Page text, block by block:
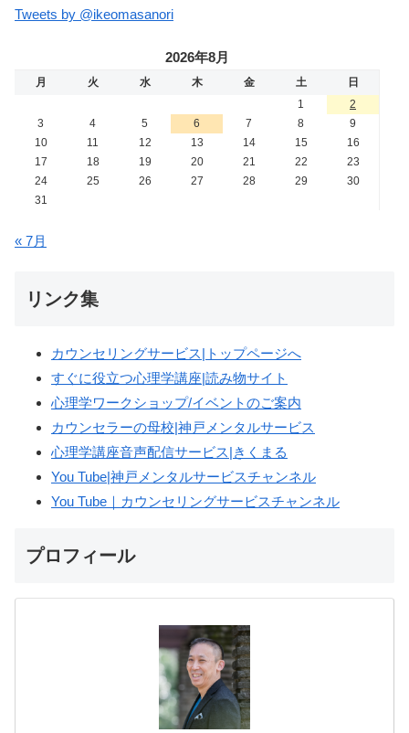
Tweets by @ikeomasanori
2026年8月
月 火 水 木 金 土
日
1
2
3
4 5 6 7 8
9
10
11 12 13 14 15
16
17
18 19 20 21 22
23
24
25 26 27 28 29
30
31
« 7月
リンク集
カウンセリングサービス|トップページへ
すぐに役立つ心理学講座|読み物サイト
心理学ワークショップ/イベントのご案内
カウンセラーの母校|神戸メンタルサービス
心理学講座音声配信サービス|きくまる
You Tube|神戸メンタルサービスチャンネル
You Tube｜カウンセリングサービスチャンネル
プロフィール